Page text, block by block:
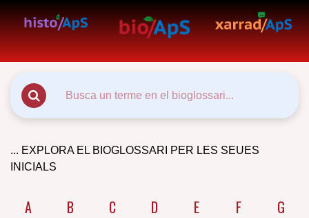
... EXPLORA EL BIOGLOSSARI PER LES SEUES
INICIALS
A B C D E F G